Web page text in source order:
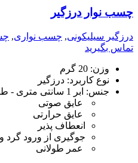
چسب نوار درزگیر
درزگیر سیلیکونی, چسب نواری,
تماس بگیرید
وزن: 20 گرم
نوع کاربرد: درزگیر
جنس: ابر 1 سانتی متری - طول: 3متر
عایق صوتی
عایق حرارتی
انعطاف پذیر
جوگیری از ورود گرد
عمر طولانی